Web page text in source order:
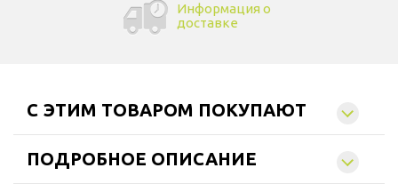
Информация о
доставке
C ЭТИМ ТОВАРОМ ПОКУПАЮТ
ПОДРОБНОЕ ОПИСАНИЕ